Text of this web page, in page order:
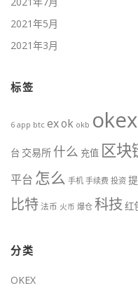
2021年5月
2021年3月
标签
6 app btc exok okb okex
台 交易所 什么 充值 区块
平台 怎么 手机 手续费 投资
比特法币 火币 爆仓 科技 红
分类
OKEX